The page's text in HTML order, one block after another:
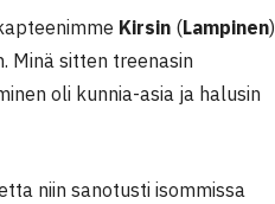
Kirsin (Lampinen)
Minä sitten treenasin
oli kunnia-asia ja halusin
niin sanotusti isommissa